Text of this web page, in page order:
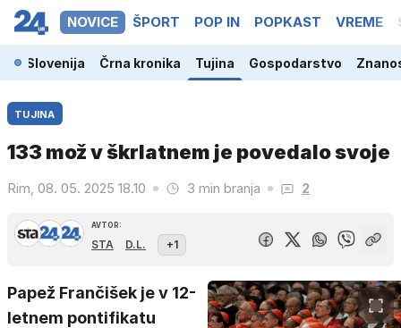
NOVICE ŠPORT POP IN POPKAST VREME
Slovenija Črna kronika Tujina Gospodarstvo
TUJINA
133 mož v škrlatnem je povedalo svoje
Rim, 08. 05. 2025 18.10 3 min branja 2
AVTOR:
STA D.L. +1
Papež Frančišek je v 12-
letnem pontifikatu